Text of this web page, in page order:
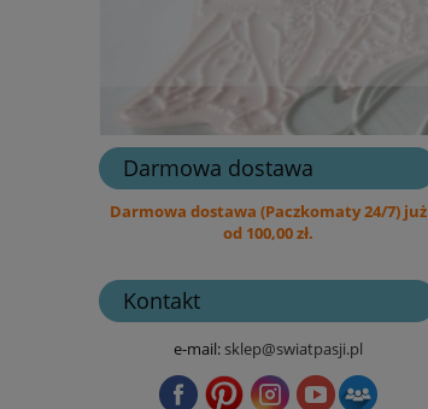
Darmowa dostawa
Darmowa dostawa (Paczkomaty 24/7) już
od 100,00 zł.
Kontakt
e-mail:sklep@swiatpasji.pl